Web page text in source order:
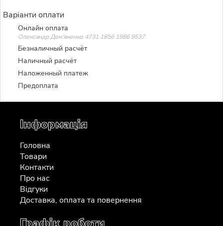
Варіанти оплати
Онлайн оплата
Олександр Дем'яненко 4731 1856 1986 9537
Безналичный расчёт
Наличный расчёт
Наложенный платеж
Предоплата
Інформація
Головна
Товари
Контакти
Про нас
Відгуки
Доставка, оплата та повернення